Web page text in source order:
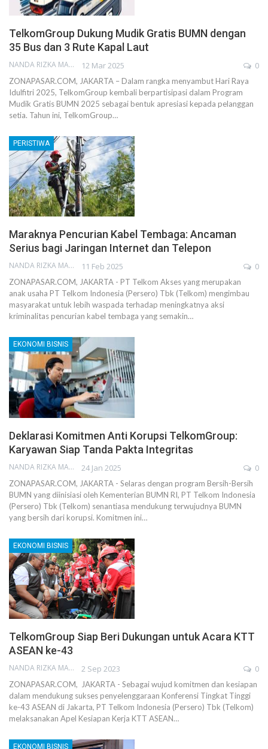
TelkomGroup Dukung Mudik Gratis BUMN dengan
35 Bus dan 3 Rute Kapal Laut
NANDA RIZKA MAHENDRA 12 Mar 2025 0
ZONAPASAR.COM, JAKARTA – Dalam rangka menyambut Hari Raya
Idulfitri 2025, TelkomGroup kembali berpartisipasi dalam Program
Mudik Gratis BUMN 2025 sebagai bentuk apresiasi kepada pelanggan
setia. Tahun ini, TelkomGroup…
PERISTIWA
Maraknya Pencurian Kabel Tembaga: Ancaman
Serius bagi Jaringan Internet dan Telepon
NANDA RIZKA MAHENDRA 11 Feb 2025 0
ZONAPASAR.COM, JAKARTA - PT Telkom Akses yang merupakan
anak usaha PT Telkom Indonesia (Persero) Tbk (Telkom) mengimbau
masyarakat untuk lebih waspada terhadap meningkatnya aksi
kriminalitas pencurian kabel tembaga yang semakin…
EKONOMI BISNIS
Deklarasi Komitmen Anti Korupsi TelkomGroup:
Karyawan Siap Tanda Pakta Integritas
NANDA RIZKA MAHENDRA 24 Jan 2025 0
ZONAPASAR.COM, JAKARTA - Selaras dengan program Bersih-Bersih
BUMN yang diinisiasi oleh Kementerian BUMN RI, PT Telkom Indonesia
(Persero) Tbk (Telkom) senantiasa mendukung terwujudnya BUMN
yang bersih dari korupsi. Komitmen ini…
EKONOMI BISNIS
TelkomGroup Siap Beri Dukungan untuk Acara KTT
ASEAN ke-43
NANDA RIZKA MAHENDRA 2 Sep 2023 0
ZONAPASAR.COM, JAKARTA - Sebagai wujud komitmen dan kesiapan
dalam mendukung sukses penyelenggaraan Konferensi Tingkat Tinggi
ke-43 ASEAN di Jakarta, PT Telkom Indonesia (Persero) Tbk (Telkom)
melaksanakan Apel Kesiapan Kerja KTT ASEAN…
EKONOMI BISNIS